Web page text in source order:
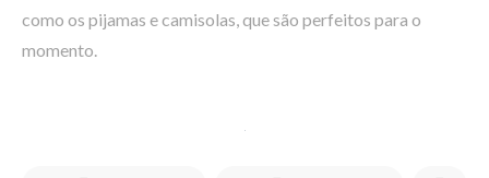
como os pijamas e camisolas, que são perfeitos para o
momento.